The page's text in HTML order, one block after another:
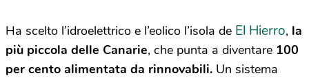
Ha scelto l’idroelettrico e l’eolico l’isola de El Hierro, la
più piccola delle Canarie, che punta a diventare 100
per cento alimentata da rinnovabili. Un sistema